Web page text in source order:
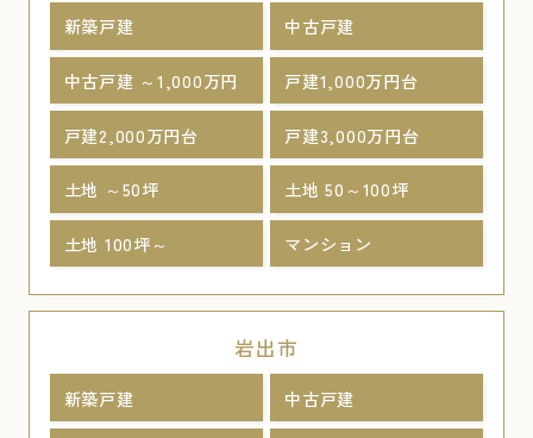
新築戸建 中古戸建
中古戸建 ～1,000万円 戸建1,000万円台
戸建2,000万円台 戸建3,000万円台
土地 ～50坪 土地 50～100坪
土地 100坪～ マンション
岩出市
新築戸建 中古戸建